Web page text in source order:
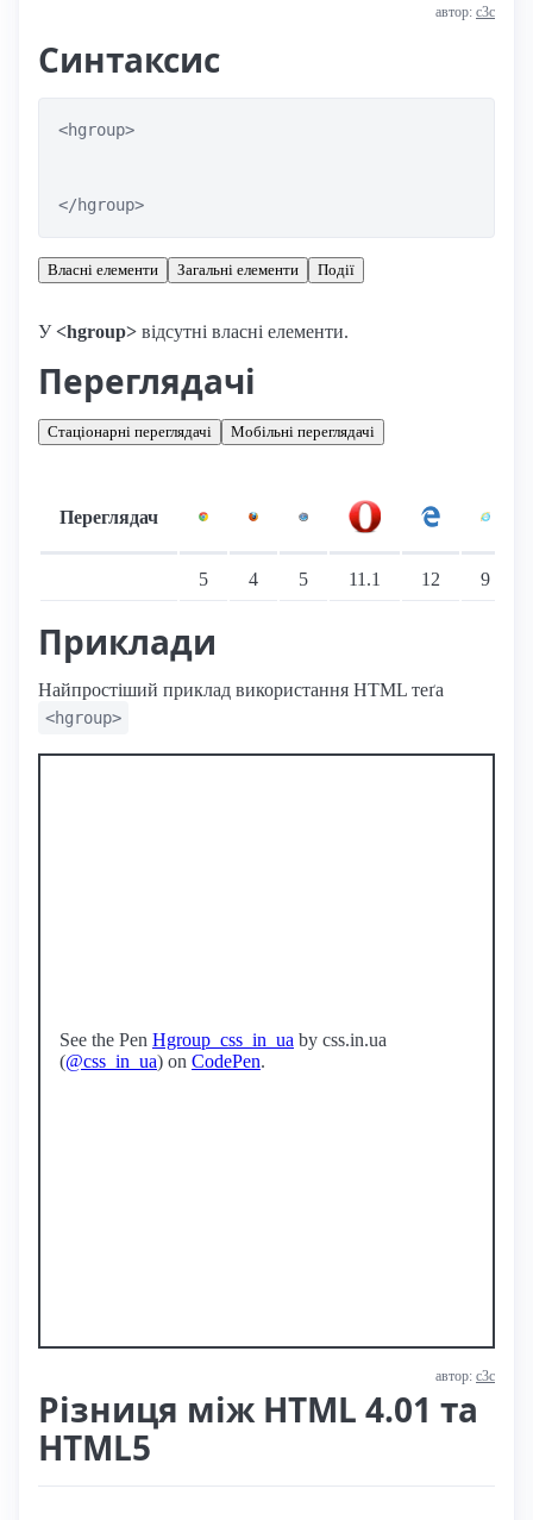
автор: с3с
Синтаксис
<hgroup>
</hgroup>
Власні елементи Загальні елементи Події
У<hgroup> відсутні власні елементи.
Переглядачі
Стаціонарні переглядачі Мобільні переглядачі
Переглядач
5 4 5 11.1 12 9
Приклади
Найпростіший приклад використання HTML теґа
<hgroup>
See the Pen Hgroup_css_in_ua by css.in.ua
(@css_in_ua) on CodePen.
автор: с3с
Різниця між HTML 4.01 та
HTML5